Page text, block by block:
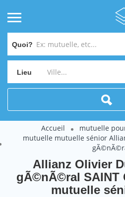
Quoi?
Lieu
Accueil
mutuelle
mutuelle mutuelle sénior
Allianz Olivier
gÃ©nÃ©ral SAINT
mutuelle